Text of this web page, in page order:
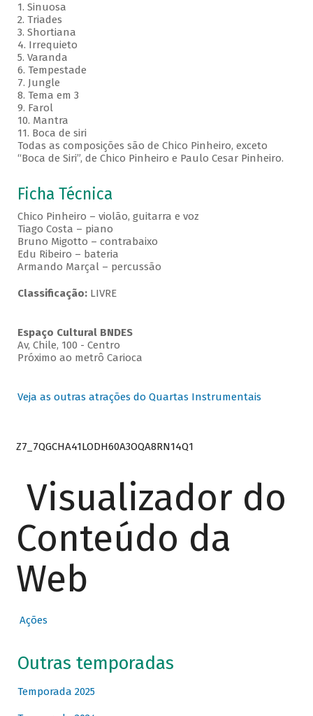
1. Sinuosa
2. Triades
3. Shortiana
4. Irrequieto
5. Varanda
6. Tempestade
7. Jungle
8. Tema em 3
9. Farol
10. Mantra
11. Boca de siri
Todas as composições são de Chico Pinheiro, exceto
“Boca de Siri”, de Chico Pinheiro e Paulo Cesar Pinheiro.
Ficha Técnica
Chico Pinheiro – violão, guitarra e voz
Tiago Costa – piano
Bruno Migotto – contrabaixo
Edu Ribeiro – bateria
Armando Marçal – percussão
Classificação: LIVRE
Espaço Cultural BNDES
Av, Chile, 100 - Centro
Próximo ao metrô Carioca
Veja as outras atrações do Quartas Instrumentais
Z7_7QGCHA41LODH60A3OQA8RN14Q1
Visualizador do
Conteúdo da
Web
Ações
Outras temporadas
Temporada 2025